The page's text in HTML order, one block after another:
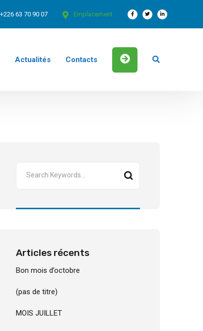
+226 63 70 90 07 Emplacement
Actualités Contacts
Articles récents
Bon mois d’octobre
(pas de titre)
MOIS JUILLET